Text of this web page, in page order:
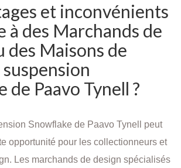
et inconvénients
à des Marchands de
des Maisons de
de Paavo Tynell ?
Snowflake de Paavo Tynell peut
opportunité pour les collectionneurs et
Les marchands de design spécialisés